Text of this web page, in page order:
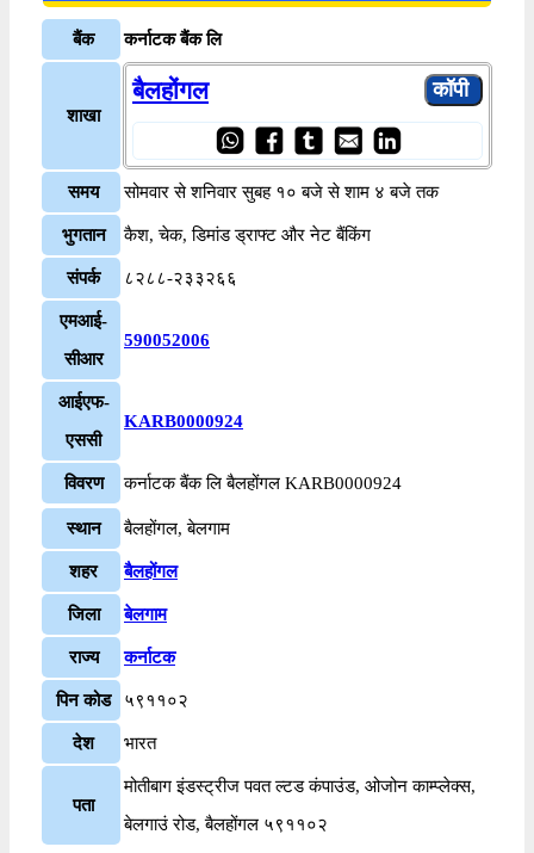
बैंक कर्नाटक बैंक लि
शाखा
बैलहोंगल
समय सोमवार से शनिवार सुबह १० बजे से शाम ४ बजे तक
भुगतान कैश, चेक, डिमांड ड्राफ्ट और नेट बैंकिंग
संपर्क ८२८८-२३३२६६
एमआई-
सीआर
590052006
आईएफ-
एससी
KARB0000924
विवरण कर्नाटक बैंक लि बैलहोंगल KARB0000924
स्थान बैलहोंगल, बेलगाम
शहर बैलहोंगल
जिला बेलगाम
राज्य कर्नाटक
पिन कोड ५९११०२
देश भारत
पता
मोतीबाग इंडस्ट्रीज पवत ल्टड कंपाउंड, ओजोन काम्प्लेक्स,
बेलगाउं रोड, बैलहोंगल ५९११०२